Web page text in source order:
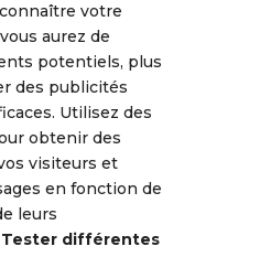
votre
aurez de
potentiels, plus
des publicités
Utilisez des
obtenir des
visiteurs et
en fonction de
leurs
Tester différentes